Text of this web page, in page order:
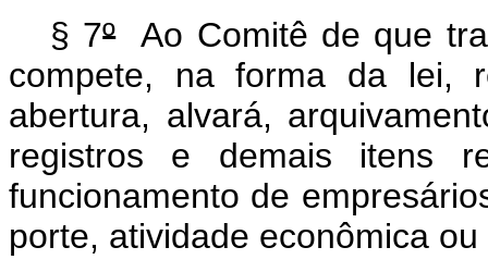
§ 7ºAo Comitê de que
compete, na forma da lei,
abertura, alvará,
registros e demais itens
funcionamento de
porte, atividade econômica